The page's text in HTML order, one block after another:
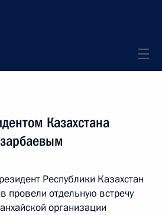
Казахстана
Республики Казахстан
провели отдельную встречу
организации